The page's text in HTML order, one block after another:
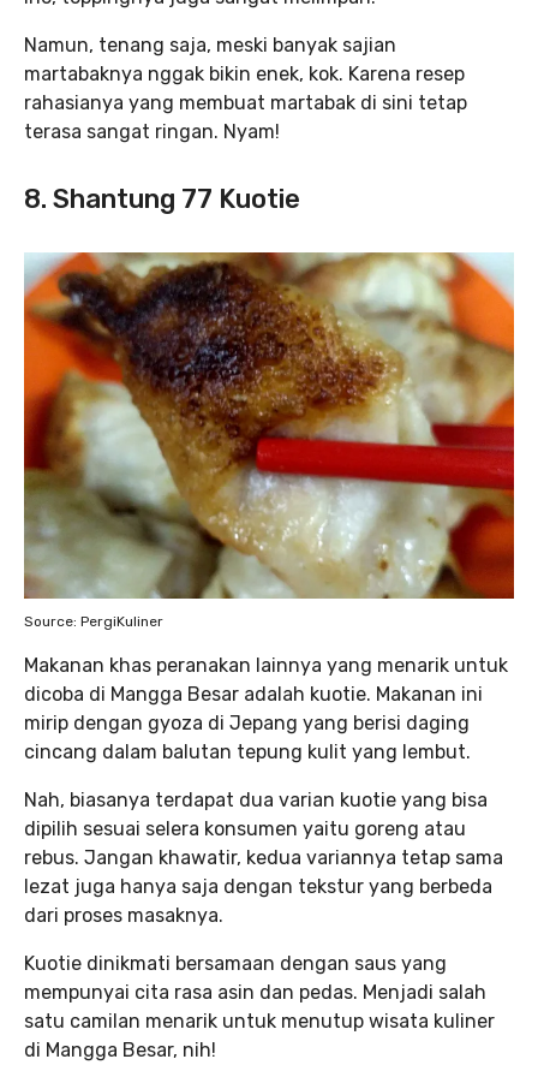
Namun, tenang saja, meski banyak sajian
martabaknya nggak bikin enek, kok. Karena resep
rahasianya yang membuat martabak di sini tetap
terasa sangat ringan. Nyam!
8. Shantung 77 Kuotie
Source: PergiKuliner
Makanan khas peranakan lainnya yang menarik untuk
dicoba di Mangga Besar adalah kuotie. Makanan ini
mirip dengan gyoza di Jepang yang berisi daging
cincang dalam balutan tepung kulit yang lembut.
Nah, biasanya terdapat dua varian kuotie yang bisa
dipilih sesuai selera konsumen yaitu goreng atau
rebus. Jangan khawatir, kedua variannya tetap sama
lezat juga hanya saja dengan tekstur yang berbeda
dari proses masaknya.
Kuotie dinikmati bersamaan dengan saus yang
mempunyai cita rasa asin dan pedas. Menjadi salah
satu camilan menarik untuk menutup wisata kuliner
di Mangga Besar, nih!